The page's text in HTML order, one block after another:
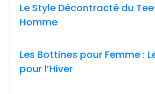
Le Style Décontracté du
Homme
Les Bottines pour Femme :
pour l’Hiver